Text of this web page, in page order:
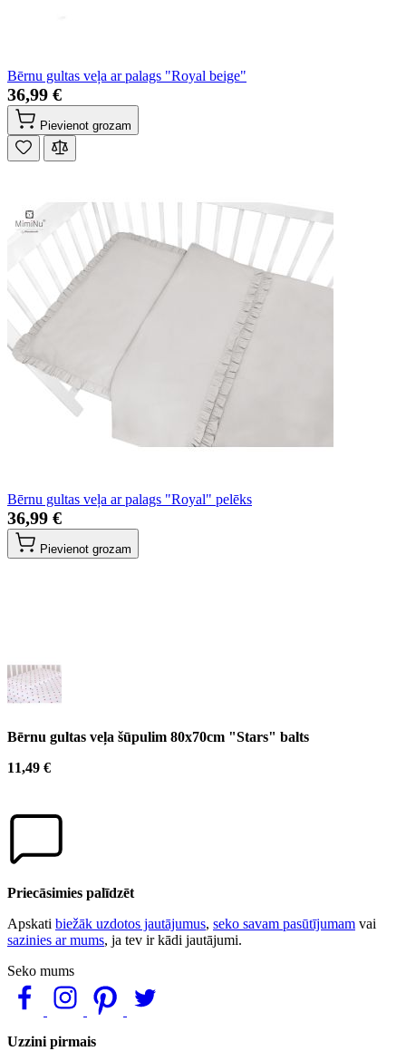
Bērnu gultas veļa ar palags "Royal beige"
36,99 €
Pievienot grozam
Bērnu gultas veļa ar palags "Royal" pelēks
36,99 €
Pievienot grozam
Bērnu gultas veļa šūpulim 80x70cm "Stars" balts
11,49 €
Priecāsimies palīdzēt
Apskati biežāk uzdotos jautājumus, seko savam pasūtījumam vai
sazinies ar mums, ja tev ir kādi jautājumi.
Seko mums
Uzzini pirmais